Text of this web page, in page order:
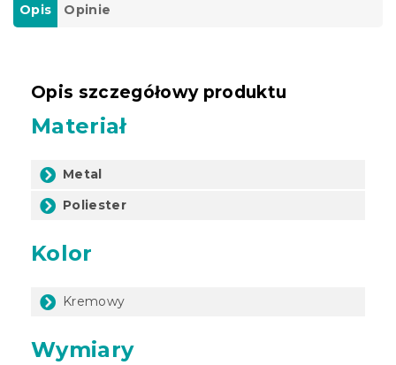
Opis Opinie
Opis szczegółowy produktu
Materiał
Metal
Poliester
Kolor
Kremowy
Wymiary